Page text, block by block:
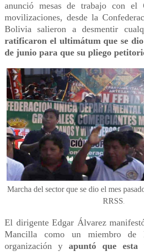
anunció mesas de trabajo con el
movilizaciones, desde la
Bolivia salieron a desmentir
ratificaron el ultimátum que se dio
de junio para que su pliego
Marcha del sector que se dio el mes
RRSS.
El dirigente Edgar Álvarez
Mancilla como un miembro
organización y apuntó que